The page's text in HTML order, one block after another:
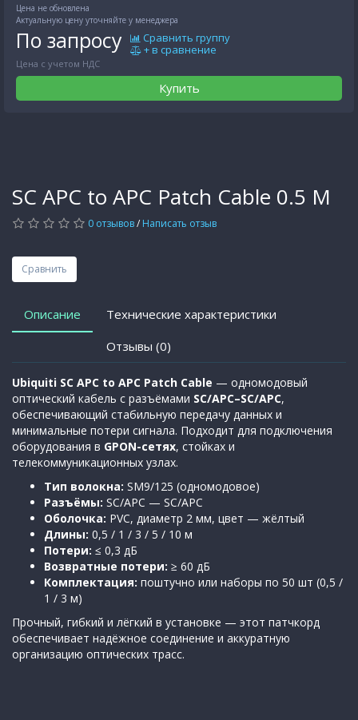
Цена не обновлена
Актуальную цену уточняйте у менеджера
По запросу
Цена с учетом НДС
Сравнить группу
+ в сравнение
Купить
SC APC to APC Patch Cable 0.5 М
0 отзывов/ Написать отзыв
Сравнить
Описание
Технические характеристики
Отзывы (0)
Ubiquiti SC APC to APC Patch Cable — одномодовый
оптический кабель с разъёмами SC/APC–SC/APC,
обеспечивающий стабильную передачу данных и
минимальные потери сигнала. Подходит для подключения
оборудования в GPON-сетях, стойках и
телекоммуникационных узлах.
Тип волокна: SM9/125 (одномодовое)
Разъёмы: SC/APC — SC/APC
Оболочка: PVC, диаметр 2 мм, цвет — жёлтый
Длины: 0,5 / 1 / 3 / 5 / 10 м
Потери: ≤ 0,3 дБ
Возвратные потери: ≥ 60 дБ
Комплектация: поштучно или наборы по 50 шт (0,5 /
1 / 3 м)
Прочный, гибкий и лёгкий в установке — этот патчкорд
обеспечивает надёжное соединение и аккуратную
организацию оптических трасс.